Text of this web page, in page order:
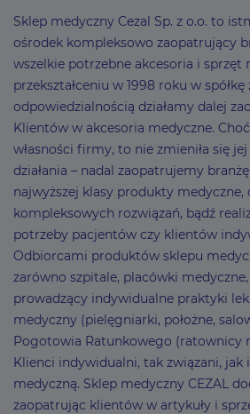
Sklep medyczny Cezal Sp. z o.o. to
ośrodek kompleksowo zaopatrujący
wszelkie potrzebne akcesoria i sprzęt
przekształceniu w 1998 roku w
odpowiedzialnością działamy dalej
Klientów w akcesoria medyczne.
własności firmy, to nie zmieniła się
działania – nadal zaopatrujemy
najwyższej klasy produkty medyczne,
kompleksowych rozwiązań, bądź
potrzeby pacjentów czy klientów
Odbiorcami produktów sklepu
zarówno szpitale, placówki
prowadzący indywidualne praktyki
medyczny (pielęgniarki, położne,
Pogotowia Ratunkowego (ratownicy
Klienci indywidualni, tak związani, jak
medyczną. Sklep medyczny CEZAL
zaopatrując klientów w artykuły i